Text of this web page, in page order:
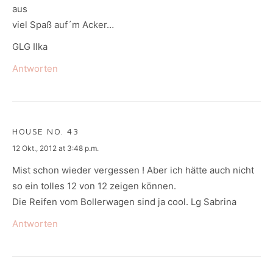
aus
viel Spaß auf´m Acker…
GLG Ilka
Antworten
HOUSE NO. 43
says:
12 Okt., 2012 at 3:48 p.m.
Mist schon wieder vergessen ! Aber ich hätte auch nicht
so ein tolles 12 von 12 zeigen können.
Die Reifen vom Bollerwagen sind ja cool. Lg Sabrina
Antworten